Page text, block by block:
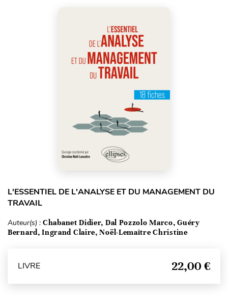
L'ESSENTIEL DE L'ANALYSE ET DU MANAGEMENT DU
TRAVAIL
Auteur(s) : Chabanet Didier, Dal Pozzolo Marco, Guéry
Bernard, Ingrand Claire, Noël-Lemaître Christine
LIVRE 22,00 €